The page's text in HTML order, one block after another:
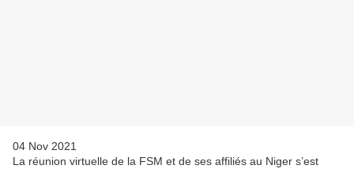
04 Nov 2021
La réunion virtuelle de la FSM et de ses affiliés au Niger s’est